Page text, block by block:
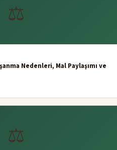
⚖️
Nedenleri, Mal Paylaşımı ve
⚖️